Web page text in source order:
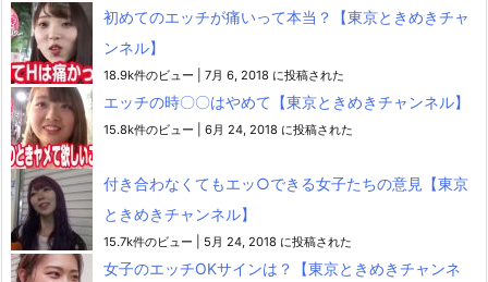
初めてのエッチが痛いって本当？【東京ときめきチャ
ンネル】
18.9k件のビュー 7月 6, 2018 に投稿された
エッチの時〇〇はやめて【東京ときめきチャンネル】
15.8k件のビュー 6月 24, 2018 に投稿された
付き合わなくてもエッ○できる女子たちの意見【東京
ときめきチャンネル】
15.7k件のビュー 5月 24, 2018 に投稿された
女子のエッチOKサインは？【東京ときめきチャンネ